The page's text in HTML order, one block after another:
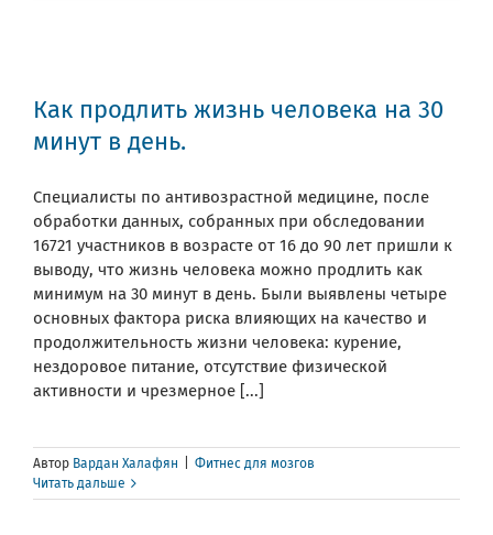
Как продлить жизнь человека на 30
минут в день.
Специалисты по антивозрастной медицине, после
обработки данных, собранных при обследовании
16721 участников в возрасте от 16 до 90 лет пришли к
выводу, что жизнь человека можно продлить как
минимум на 30 минут в день. Были выявлены четыре
основных фактора риска влияющих на качество и
продолжительность жизни человека: курение,
нездоровое питание, отсутствие физической
активности и чрезмерное [...]
Автор Вардан Халафян
Фитнес для мозгов
Читать дальше